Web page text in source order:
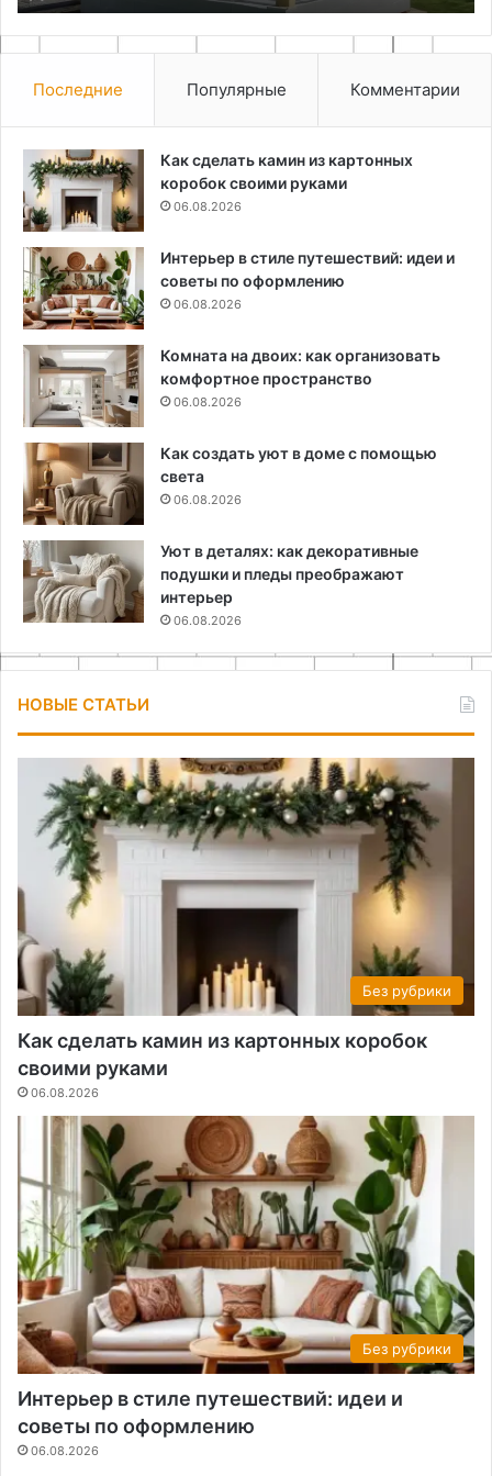
Последние Популярные Комментарии
Как сделать камин из картонных
коробок своими руками
06.08.2026
Интерьер в стиле путешествий: идеи и
советы по оформлению
06.08.2026
Комната на двоих: как организовать
комфортное пространство
06.08.2026
Как создать уют в доме с помощью
света
06.08.2026
Уют в деталях: как декоративные
подушки и пледы преображают
интерьер
06.08.2026
НОВЫЕ СТАТЬИ
Без рубрики
Как сделать камин из картонных коробок
своими руками
06.08.2026
Без рубрики
Интерьер в стиле путешествий: идеи и
советы по оформлению
06.08.2026